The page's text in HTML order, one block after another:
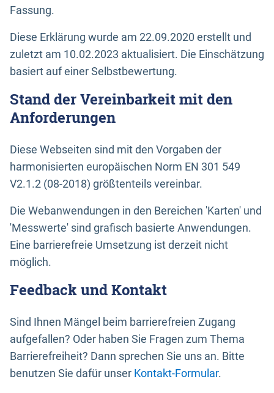
Fassung.
Diese Erklärung wurde am 22.09.2020 erstellt und
zuletzt am 10.02.2023 aktualisiert. Die Einschätzung
basiert auf einer Selbstbewertung.
Stand der Vereinbarkeit mit den
Anforderungen
Diese Webseiten sind mit den Vorgaben der
harmonisierten europäischen Norm EN 301 549
V2.1.2 (08-2018) größtenteils vereinbar.
Die Webanwendungen in den Bereichen 'Karten' und
'Messwerte' sind grafisch basierte Anwendungen.
Eine barrierefreie Umsetzung ist derzeit nicht
möglich.
Feedback und Kontakt
Sind Ihnen Mängel beim barrierefreien Zugang
aufgefallen? Oder haben Sie Fragen zum Thema
Barrierefreiheit? Dann sprechen Sie uns an. Bitte
benutzen Sie dafür unser Kontakt-Formular.